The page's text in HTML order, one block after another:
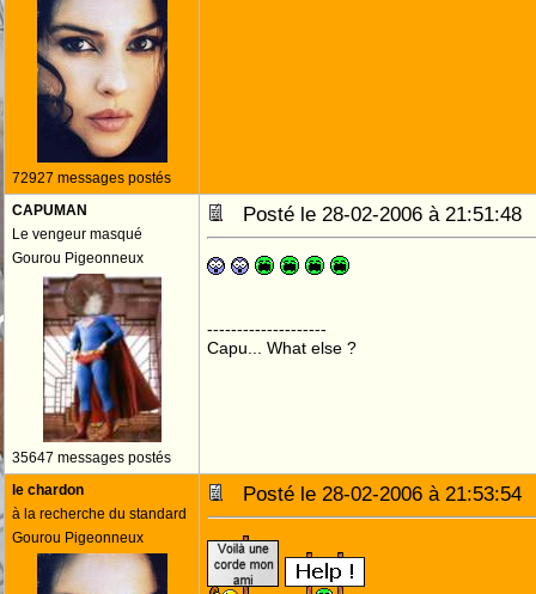
72927 messages postés
CAPUMAN
Le vengeur masqué
Gourou Pigeonneux
35647 messages postés
Posté le 28-02-2006 à
--------------------
Capu... What else ?
le chardon
à la recherche du standard
Gourou Pigeonneux
Posté le 28-02-2006 à